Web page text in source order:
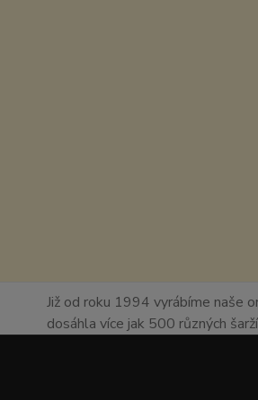
Již od roku 1994 vyrábíme naše
dosáhla více jak 500 různých